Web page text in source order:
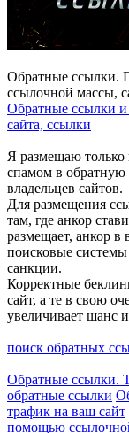
Обратные ссылки.
ссылочной массы,
Обратные ссылки
сайта, ссылки
Я размещаю только
спамом в обратную
владельцев сайтов.
Для размещения
там, где анкор
размещает, анкор в
поисковые
санкции.
Корректные
сайт, а те в свою
увеличивает шанс
поиск обратных
Обратные ссылки.
обратные ссылки
трафик на ваш сайт
помощью